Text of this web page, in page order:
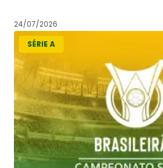
24/07/2026
SÉRIE A